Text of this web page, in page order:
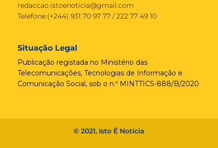
redaccao.istoenoticia@gmail.com
Telefone:(+244) 931 70 97 77 / 222 77 49 10
Situação Legal
Publicação registada no Ministério das
Telecomunicações, Tecnologias de Informação e
Comunicação Social, sob o n.º MINTTICS-888/B/2020
© 2021, Isto É Notícia